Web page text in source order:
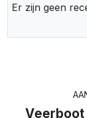
Er zijn geen
Veerboot